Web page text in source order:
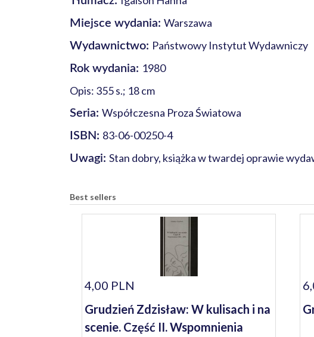
Miejsce wydania: Warszawa
Wydawnictwo: Państwowy Instytut Wydawniczy
Rok wydania: 1980
Opis: 355 s.; 18 cm
Seria: Współczesna Proza Światowa
ISBN: 83-06-00250-4
Uwagi: Stan dobry, książka w twardej oprawie
Best sellers
4,00 PLN
Grudzień Zdzisław: W kulisach i na
scenie. Część II. Wspomnienia